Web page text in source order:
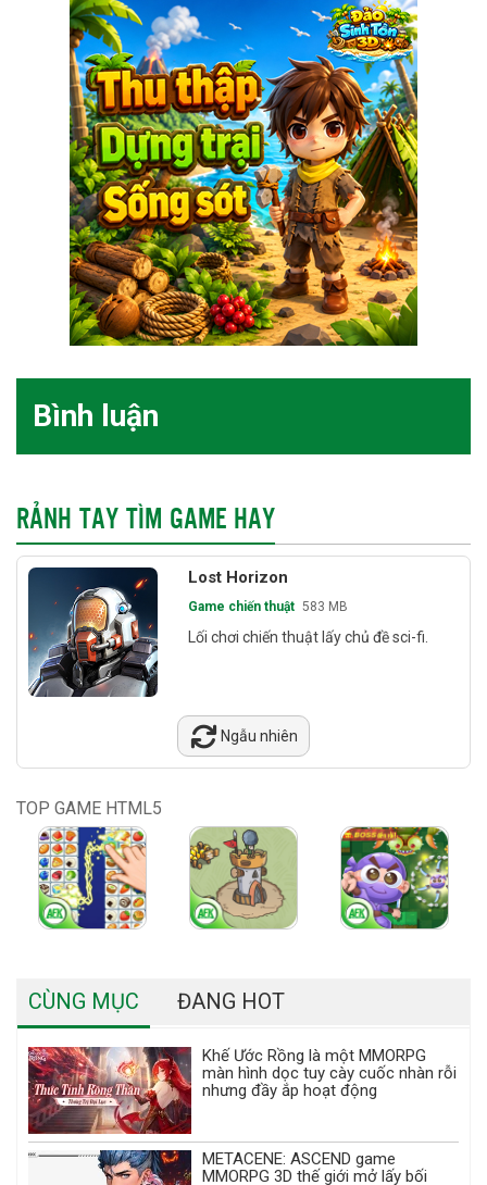
Bình luận
RẢNH TAY TÌM GAME HAY
Lost Horizon
Game chiến thuật 583 MB
Lối chơi chiến thuật lấy chủ đề sci-fi.
Ngẫu nhiên
TOP GAME HTML5
CÙNG MỤC ĐANG HOT
Khế Ước Rồng là một MMORPG
màn hình dọc tuy cày cuốc nhàn rỗi
nhưng đầy ắp hoạt động
METACENE: ASCEND game
MMORPG 3D thế giới mở lấy bối